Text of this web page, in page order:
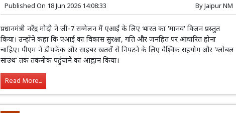
Published On 18 Jun 2026 14:08:33 ByJaipur NM
प्रधानमंत्री नरेंद्र मोदी ने जी-7 सम्मेलन में एआई के लिए भारत का 'मानव' विजन प्रस्तुत
किया। उन्होंने कहा कि एआई का विकास सुरक्षा, गति और जनहित पर आधारित होना
चाहिए। पीएम ने डीपफेक और साइबर खतरों से निपटने के लिए वैश्विक सहयोग और 'ग्लोबल
साउथ' तक तकनीक पहुंचाने का आह्वान किया।
Read More...